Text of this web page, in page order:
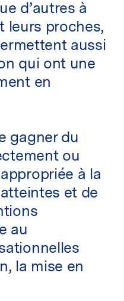
d’autres à
leurs proches,
aussi
qui ont une
en
gagner du
ou
à la
et de
au
la mise en